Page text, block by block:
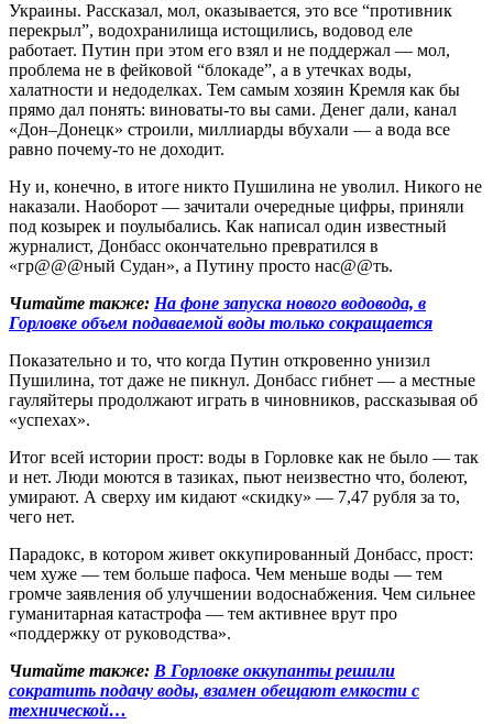
Украины. Рассказал, мол, оказывается, это все “противник
перекрыл”, водохранилища истощились, водовод еле
работает. Путин при этом его взял и не поддержал — мол,
проблема не в фейковой “блокаде”, а в утечках воды,
халатности и недоделках. Тем самым хозяин Кремля как бы
прямо дал понять: виноваты-то вы сами. Денег дали, канал
«Дон–Донецк» строили, миллиарды вбухали — а вода все
равно почему-то не доходит.
Ну и, конечно, в итоге никто Пушилина не уволил. Никого не
наказали. Наоборот — зачитали очередные цифры, приняли
под козырек и поулыбались. Как написал один известный
журналист, Донбасс окончательно превратился в
«гр@@@ный Судан», а Путину просто нас@@ть.
Читайте также: На фоне запуска нового водовода, в
Горловке объем подаваемой воды только сокращается
Показательно и то, что когда Путин откровенно унизил
Пушилина, тот даже не пикнул. Донбасс гибнет — а местные
гауляйтеры продолжают играть в чиновников, рассказывая об
«успехах».
Итог всей истории прост: воды в Горловке как не было — так
и нет. Люди моются в тазиках, пьют неизвестно что, болеют,
умирают. А сверху им кидают «скидку» — 7,47 рубля за то,
чего нет.
Парадокс, в котором живет оккупированный Донбасс, прост:
чем хуже — тем больше пафоса. Чем меньше воды — тем
громче заявления об улучшении водоснабжения. Чем сильнее
гуманитарная катастрофа — тем активнее врут про
«поддержку от руководства».
Читайте также: В Горловке оккупанты решили
сократить подачу воды, взамен обещают емкости с
технической…